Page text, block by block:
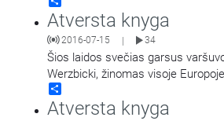
Atversta knyga
2016-07-15 | 34
Šios laidos svečias garsus
Werzbicki, žinomas visoje
šiltas ir šviesus žmogus, gyvenęs
Atversta knyga